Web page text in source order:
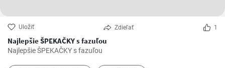
Uložiť Zdieľať 1
Najlepšie ŠPEKAČKY s fazuľou
Najlepšie ŠPEKAČKY s fazuľou